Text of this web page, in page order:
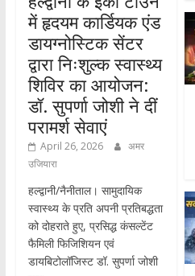
में हृदयम कार्डियक एंड
डायग्नोस्टिक सेंटर
द्वारा निःशुल्क स्वास्थ्य
शिविर का आयोजन:
डॉ. सुपर्णा जोशी ने दीं
परामर्श सेवाएं
April 26, 2026
अमर
उजियारा
हल्द्वानी/नैनीताल। सामुदायिक
स्वास्थ्य के प्रति अपनी प्रतिबद्धता
को दोहराते हुए, प्रसिद्ध कंसल्टेंट
फैमिली फिजिशियन एवं
डायबिटोलॉजिस्ट डॉ. सुपर्णा जोशी